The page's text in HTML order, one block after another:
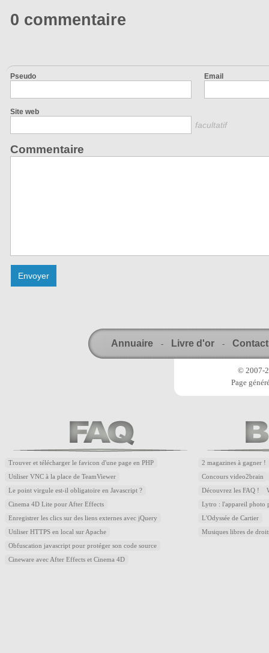
0 commentaire
Pseudo Email
Site web
facultatif
Commentaire
Annuaire - Livre d'or - Contact
© 2007-
Page
Trouver et télécharger le favicon d'une page en PHP
Utiliser VNC à la place de TeamViewer
Le point virgule est-il obligatoire en Javascript ?
Cinema 4D Lite pour After Effects
Enregistrer les clics sur des liens externes avec jQuery
Utiliser HTTPS en local sur Apache
Obfuscation javascript pour protéger son code source
Cineware avec After Effects et Cinema 4D
2 magazines à gagner !
Concours video2brain
Découvrez les FAQ !
Lytro : l'appareil photo
L'Odyssée de Cartier
Musiques libres de